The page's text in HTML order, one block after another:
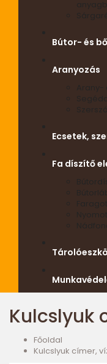
Bútor- és
Aranyozás
Ecsetek,
Fa díszítő
Kulcslyuk
Főoldal
Kulcslyuk címer,